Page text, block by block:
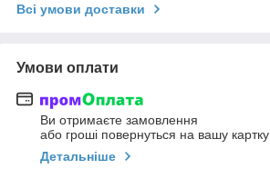
Всі умови доставки
Умови оплати
Ви отримаєте замовлення
або гроші повернуться на вашу картку
Детальніше